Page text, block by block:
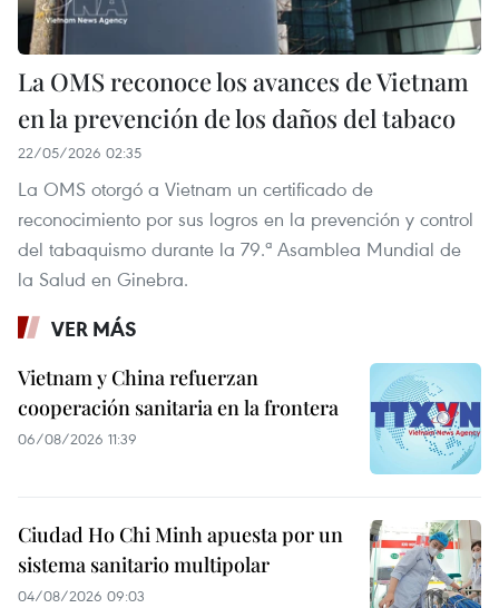
La OMS reconoce los avances de Vietnam
en la prevención de los daños del tabaco
22/05/2026 02:35
La OMS otorgó a Vietnam un certificado de
reconocimiento por sus logros en la prevención y control
del tabaquismo durante la 79.ª Asamblea Mundial de
la Salud en Ginebra.
VER MÁS
Vietnam y China refuerzan
cooperación sanitaria en la frontera
06/08/2026 11:39
Ciudad Ho Chi Minh apuesta por un
sistema sanitario multipolar
04/08/2026 09:03